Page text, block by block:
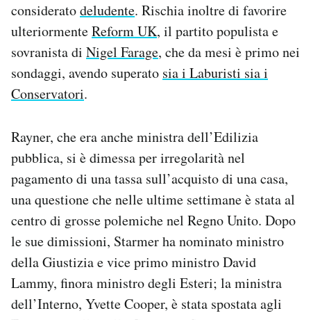
consideratodeludente. Rischia inoltre di favorire
ulteriormenteReform UK, il partito populista e
sovranista di Nigel Farage, che da mesi è primo nei
sondaggi, avendo superato sia i Laburisti sia i
Conservatori.
Rayner, che era anche ministra dell’Edilizia
pubblica, si è dimessa per irregolarità nel
pagamento di una tassa sull’acquisto di una casa,
una questione che nelle ultime settimane è stata al
centro di grosse polemiche nel Regno Unito. Dopo
le sue dimissioni, Starmer ha nominato ministro
della Giustizia e vice primo ministro David
Lammy, finora ministro degli Esteri; la ministra
dell’Interno, Yvette Cooper, è stata spostata agli